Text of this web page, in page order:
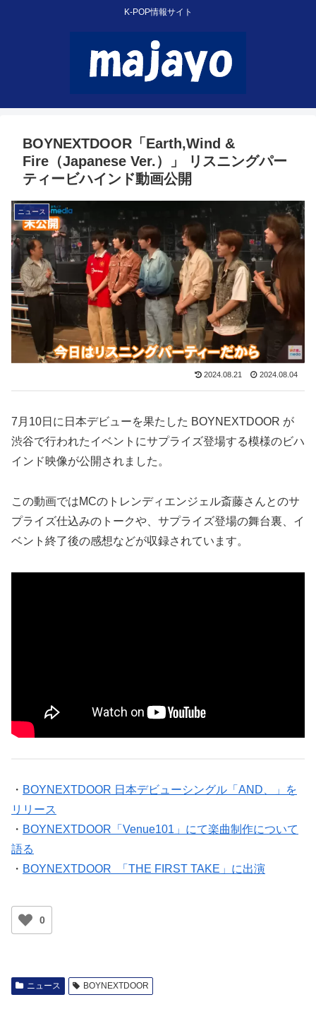
K-POP情報サイト
BOYNEXTDOOR「Earth,Wind &
Fire（Japanese Ver.）」 リスニングパー
ティービハインド動画公開
ニュース
2024.08.21 2024.08.04
7月10日に日本デビューを果たした BOYNEXTDOOR が
渋谷で行われたイベントにサプライズ登場する模様のビハ
インド映像が公開されました。
この動画ではMCのトレンディエンジェル斎藤さんとのサ
プライズ仕込みのトークや、サプライズ登場の舞台裏、イ
ベント終了後の感想などが収録されています。
・ BOYNEXTDOOR 日本デビューシングル「AND、」を
リリース
・ BOYNEXTDOOR「Venue101」にて楽曲制作について
語る
・ BOYNEXTDOOR 「THE FIRST TAKE」に出演
0
ニュース BOYNEXTDOOR